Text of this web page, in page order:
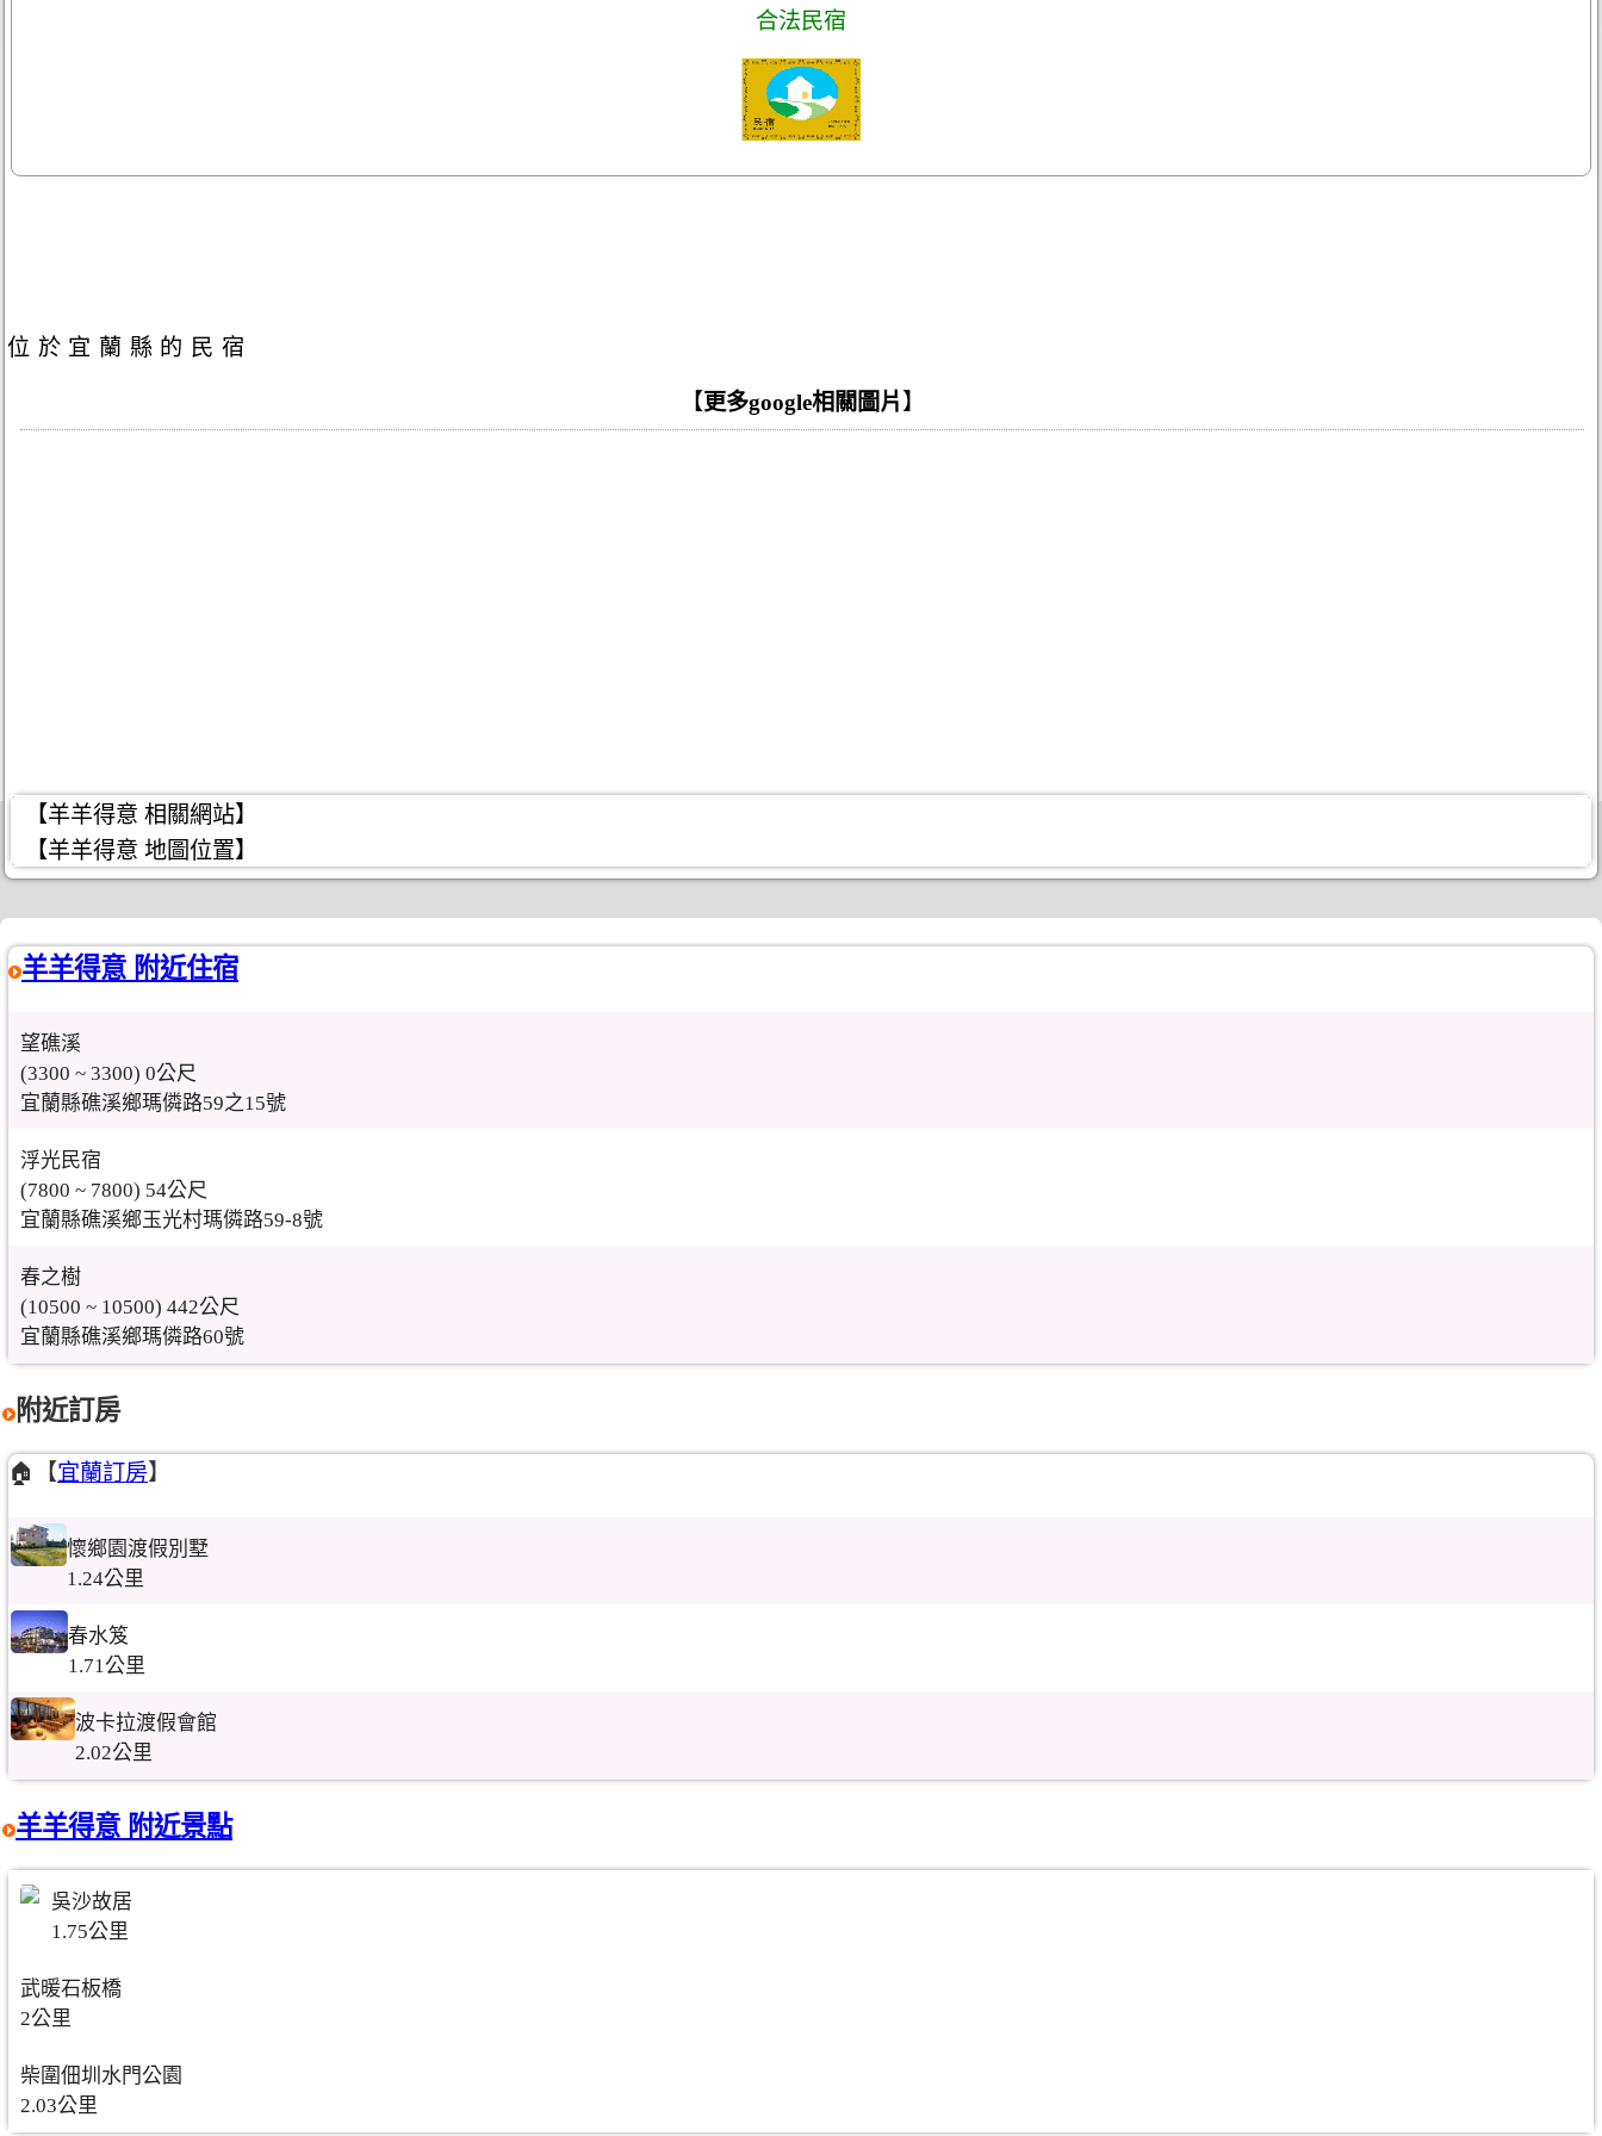
合法民宿
位於宜蘭縣的民宿
【 更多google相關圖片 】
【羊羊得意 相關網站】
【羊羊得意 地圖位置】
羊羊得意 附近住宿
望礁溪
(3300 ~ 3300) 0公尺
宜蘭縣礁溪鄉瑪僯路59之15號
浮光民宿
(7800 ~ 7800) 54公尺
宜蘭縣礁溪鄉玉光村瑪僯路59-8號
春之樹
(10500 ~ 10500) 442公尺
宜蘭縣礁溪鄉瑪僯路60號
附近訂房
🏠【宜蘭訂房】
懷鄉園渡假別墅
1.24公里
春水笈
1.71公里
波卡拉渡假會館
2.02公里
羊羊得意 附近景點
吳沙故居
1.75公里
武暖石板橋
2公里
柴圍佃圳水門公園
2.03公里